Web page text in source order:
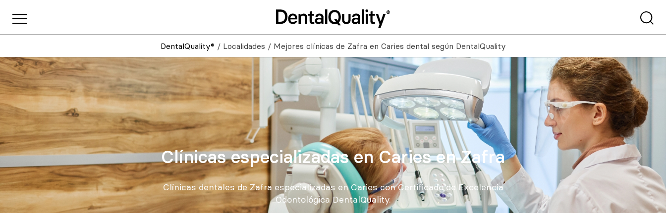
DentalQuality® / Localidades / Mejores clínicas de Zafra en Caries dental según DentalQuality
Clínicas especializadas en Caries en Zafra
Clínicas dentales de Zafra especializadas en Caries con Certificado de Excelencia
Odontológica DentalQuality.